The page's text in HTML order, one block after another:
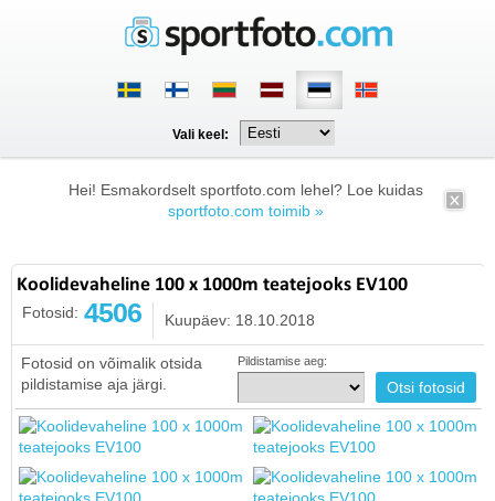
Vali keel:
Hei! Esmakordselt sportfoto.com lehel? Loe kuidas
sportfoto.com toimib »
Koolidevaheline 100 x 1000m teatejooks EV100
Fotosid: 4506 Kuupäev: 18.10.2018
Fotosid on võimalik otsida
pildistamise aja järgi.
Pildistamise aeg: